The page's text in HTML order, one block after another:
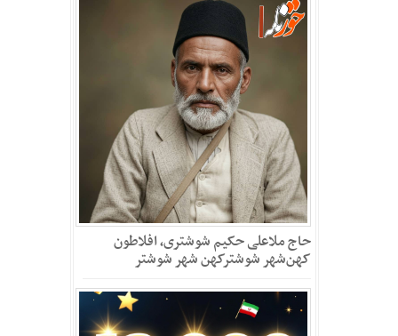
حاج ملاعلی حکیم شوشتری، افلاطون
کهن‌شهر شوشترکهن شهر شوشتر